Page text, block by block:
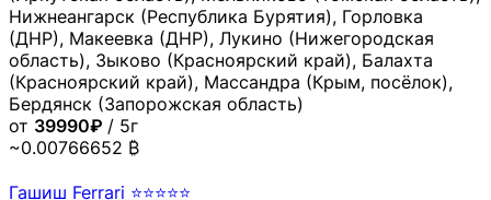
Нижнеангарск (Республика Бурятия), Горловка
(ДНР), Макеевка (ДНР), Лукино (Нижегородская
область), Зыково (Красноярский край), Балахта
(Красноярский край), Массандра (Крым, посёлок),
Бердянск (Запорожская область)
от 39990₽ / 5г
~0.00766652 ₿
Гашиш Ferrari ⭐⭐⭐⭐⭐